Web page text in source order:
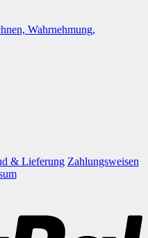
& Lieferung Zahlungsweisen